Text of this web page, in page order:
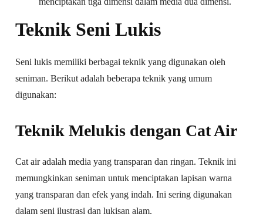
Teknik Seni Lukis
Seni lukis memiliki berbagai teknik yang digunakan oleh
seniman. Berikut adalah beberapa teknik yang umum
digunakan:
Teknik Melukis dengan Cat Air
Cat air adalah media yang transparan dan ringan. Teknik ini
memungkinkan seniman untuk menciptakan lapisan warna
yang transparan dan efek yang indah. Ini sering digunakan
dalam seni ilustrasi dan lukisan alam.